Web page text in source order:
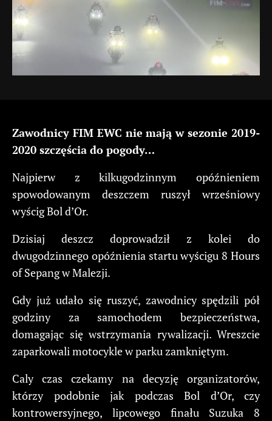
Zawodnicy FIM EWC nie mają w sezonie 2019-
2020 szczęścia do pogody…
Najpierw z kilkugodzinnym opóźnieniem
spowodowanym deszczem ruszył wrześniowy
wyścig Bol d’Or.
Dzisiaj deszcz doprowadził z kolei do
dwugodzinnego opóźnienia startu wyścigu 8 Hours
of Sepang w Malezji.
Gdy już udało się ruszyć, zawodnicy spędzili pół
godziny za samochodem bezpieczeństwa,
domagając się wstrzymania rywalizacji. Wreszcie
zaparkowali motocykle w parku zamkniętym.
Caly czas czekamy na decyzję organizatorów,
którzy podobnie jak podczas Bol d’Or, czy
kontrowersyjnego, lipcowego finału Suzuka 8